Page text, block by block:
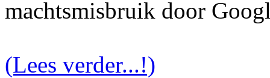
machtsmisbruik door
(Lees verder...!)